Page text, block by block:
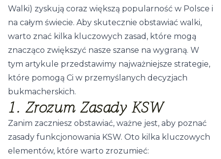
Walki) zyskują coraz większą popularność w Polsce i
na całym świecie. Aby skutecznie obstawiać walki,
warto znać kilka kluczowych zasad, które mogą
znacząco zwiększyć nasze szanse na wygraną. W
tym artykule przedstawimy najważniejsze strategie,
które pomogą Ci w przemyślanych decyzjach
bukmacherskich.
1. Zrozum Zasady KSW
Zanim zaczniesz obstawiać, ważne jest, aby poznać
zasady funkcjonowania KSW. Oto kilka kluczowych
elementów, które warto zrozumieć: